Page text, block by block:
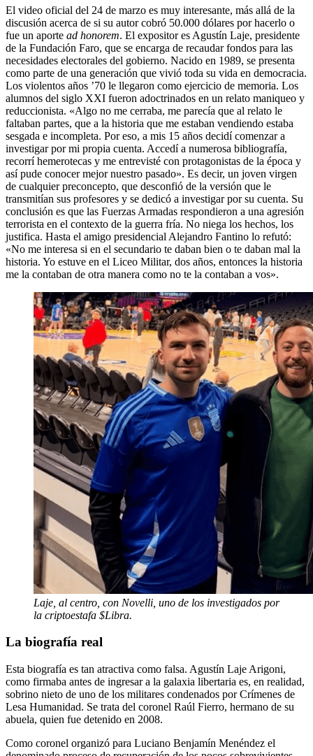
El video oficial del 24 de marzo es muy interesante, más allá de la
discusión acerca de si su autor cobró 50.000 dólares por hacerlo o
fue un aporte ad honorem. El expositor es Agustín Laje, presidente
de la Fundación Faro, que se encarga de recaudar fondos para las
necesidades electorales del gobierno. Nacido en 1989, se presenta
como parte de una generación que vivió toda su vida en democracia.
Los violentos años ’70 le llegaron como ejercicio de memoria. Los
alumnos del siglo XXI fueron adoctrinados en un relato maniqueo y
reduccionista. «Algo no me cerraba, me parecía que al relato le
faltaban partes, que a la historia que me estaban vendiendo estaba
sesgada e incompleta. Por eso, a mis 15 años decidí comenzar a
investigar por mi propia cuenta. Accedí a numerosa bibliografía,
recorrí hemerotecas y me entrevisté con protagonistas de la época y
así pude conocer mejor nuestro pasado». Es decir, un joven virgen
de cualquier preconcepto, que desconfió de la versión que le
transmitían sus profesores y se dedicó a investigar por su cuenta. Su
conclusión es que las Fuerzas Armadas respondieron a una agresión
terrorista en el contexto de la guerra fría. No niega los hechos, los
justifica. Hasta el amigo presidencial Alejandro Fantino lo refutó:
«No me interesa si en el secundario te daban bien o te daban mal la
historia. Yo estuve en el Liceo Militar, dos años, entonces la historia
me la contaban de otra manera como no te la contaban a vos».
Laje, al centro, con Novelli, uno de los investigados por
la criptoestafa $Libra.
La biografía real
Esta biografía es tan atractiva como falsa. Agustín Laje Arigoni,
como firmaba antes de ingresar a la galaxia libertaria es, en realidad,
sobrino nieto de uno de los militares condenados por Crímenes de
Lesa Humanidad. Se trata del coronel Raúl Fierro, hermano de su
abuela, quien fue detenido en 2008.
Como coronel organizó para Luciano Benjamín Menéndez el